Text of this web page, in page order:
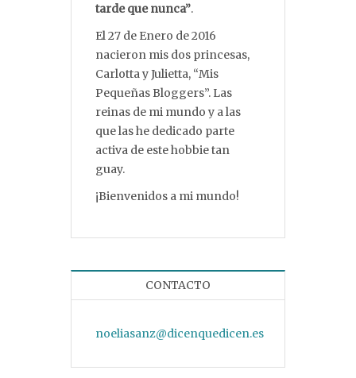
tarde que nunca”.
El 27 de Enero de 2016
nacieron mis dos princesas,
Carlotta y Julietta, “Mis
Pequeñas Bloggers”. Las
reinas de mi mundo y a las
que las he dedicado parte
activa de este hobbie tan
guay.
¡Bienvenidos a mi mundo!
CONTACTO
noeliasanz@dicenquedicen.es